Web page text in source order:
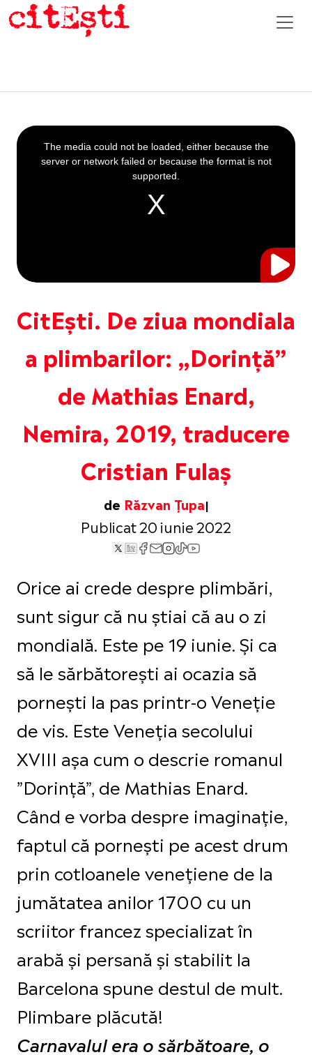
CitEști. De ziua mondiala
a plimbarilor: „Dorință”
de Mathias Enard,
Nemira, 2019, traducere
Cristian Fulaș
de Răzvan Țupa
Publicat 20 iunie 2022
This
is
a
The media could not be loaded, either because the
server or network failed or because the format is not
supported.
Orice ai crede despre plimbări,
sunt sigur că nu știai că au o zi
mondială. Este pe 19 iunie. Și ca
să le sărbătorești ai ocazia să
pornești la pas printr-o Veneție
de vis. Este Veneția secolului
XVIII așa cum o descrie romanul
”Dorință”, de Mathias Enard.
Când e vorba despre imaginație,
faptul că pornești pe acest drum
prin cotloanele venețiene de la
jumătatea anilor 1700 cu un
scriitor francez specializat în
arabă și persană și stabilit la
Barcelona spune destul de mult.
Plimbare plăcută!
Carnavalul era o sărbătoare, o